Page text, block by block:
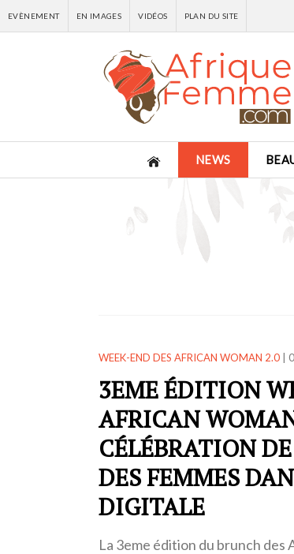
EVÈNEMENT EN IMAGES VIDÉOS PLAN DU SITE
NEWS
WEEK-END DES AFRICAN WOMAN 2.0|
3EME ÉDITION
AFRICAN
CÉLÉBRATION
DES FEMMES
DIGITALE
La 3eme édition du brunch des